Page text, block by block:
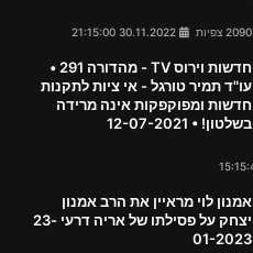
2090 צפיות
חדשות וירוס TV - מהדורה 291 •
עו"ד תמיר טורגל - אי ציות לתקנות
חדשות ומפוקפקות אינה מרידה
בשלטון! • 12-07-2021
אמנון לוי מראיין את הרב אמנון
יצחק על פסילתו של אריה דרעי 23-
01-2023